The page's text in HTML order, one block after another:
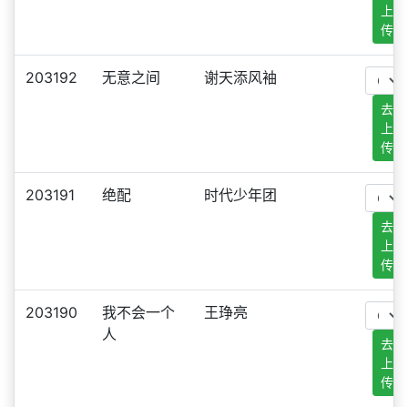
上
传
203192 无意之间 谢天添风袖
去
上
传
203191 绝配 时代少年团
去
上
传
203190
我不会一个
人
王琤亮
去
上
传